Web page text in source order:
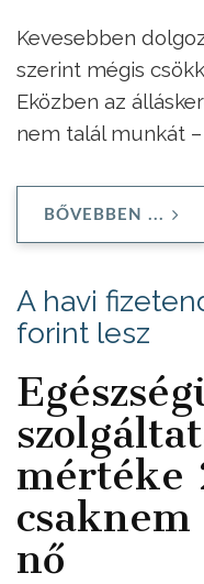
Kevesebben
szerint mégis
Eközben az
nem talál munkát –
BŐVEBBEN ...
A havi
forint lesz
mértéke
nő